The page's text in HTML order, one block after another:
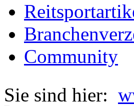
Community
Sie sind hier: